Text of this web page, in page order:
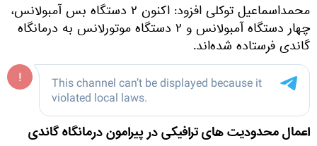
محمداسماعیل توکلی افزود: اکنون ۲ دستگاه بس آمبولانس،
چهار دستگاه آمبولانس و ۲ دستگاه موتورلانس به درمانگاه
گاندی فرستاده شده‌اند.
اعمال محدودیت های ترافیکی در پیرامون درمانگاه گاندی